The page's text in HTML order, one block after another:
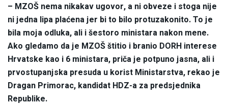
– MZOŠ nema nikakav ugovor, a ni obveze i stoga nije
ni jedna lipa plaćena jer bi to bilo protuzakonito. To je
bila moja odluka, ali i šestoro ministara nakon mene.
Ako gledamo da je MZOŠ štitio i branio DORH interese
Hrvatske kao i 6 ministara, priča je potpuno jasna, ali i
prvostupanjska presuda u korist Ministarstva, rekao je
Dragan Primorac, kandidat HDZ-a za predsjednika
Republike.